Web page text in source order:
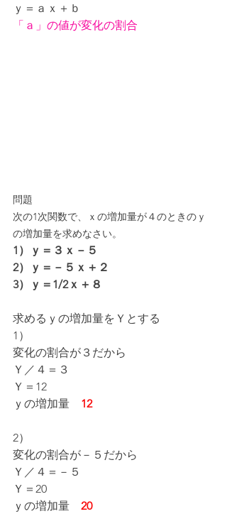
ｙ＝ａｘ＋ｂ
「ａ」の値が変化の割合
問題
次の1次関数で、ｘの増加量が４のときのｙ
の増加量を求めなさい。
1）ｙ＝３ｘ－５
2）ｙ＝－５ｘ＋２
3）ｙ＝1/2ｘ＋８
求めるｙの増加量をＹとする
1）
変化の割合が３だから
Ｙ／４＝３
Ｙ＝12
ｙの増加量 12
2）
変化の割合が－５だから
Ｙ／４＝－５
Ｙ＝20
ｙの増加量 20